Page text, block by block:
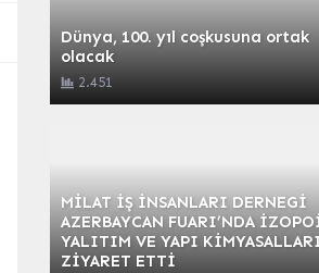
Dünya, 100. yıl coşkusuna ortak
olacak
2.451
MİLAT İŞ İNSANLARI DERNEGİ
AZERBAYCAN FUARI’NDA
YALITIM VE YAPI
ZİYARET ETTİ